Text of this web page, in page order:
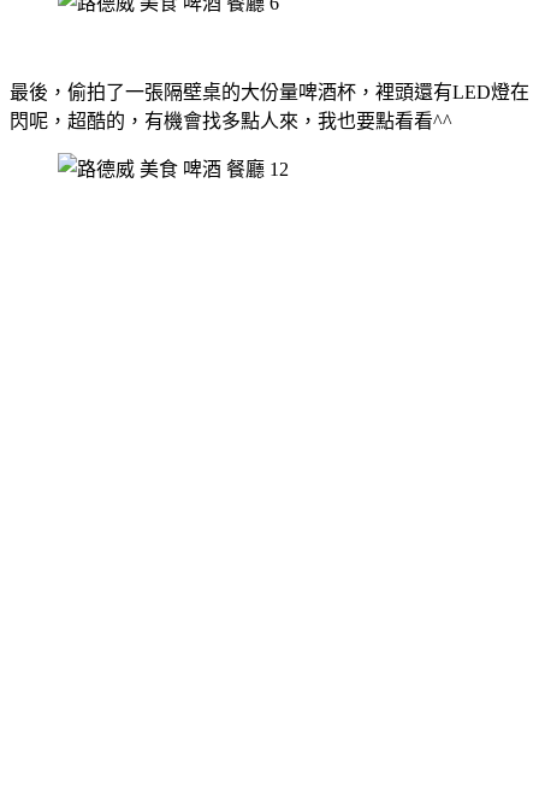
最後，偷拍了一張隔壁桌的大份量啤酒杯，裡頭還有LED燈在
閃呢，超酷的，有機會找多點人來，我也要點看看^^